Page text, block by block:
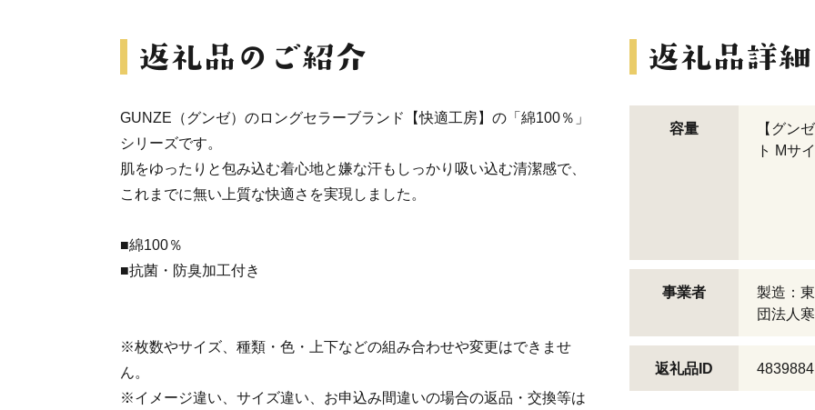
GUNZE（グンゼ）のロングセラーブランド【快適工房】の「綿100％」
シリーズです。
肌をゆったりと包み込む着心地と嫌な汗もしっかり吸い込む清潔感で、
これまでに無い上質な快適さを実現しました。
■綿100％
■抗菌・防臭加工付き
※枚数やサイズ、種類・色・上下などの組み合わせや変更はできませ
ん。
※イメージ違い、サイズ違い、お申込み間違いの場合の返品・交換等は
容量
【グン
ト Mサ
事業者
製造：
団法人
返礼品ID 4839884